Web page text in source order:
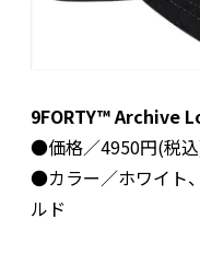
9FORTY™ Archive
●価格／4950円(税
●カラー／ホワイト
ルド